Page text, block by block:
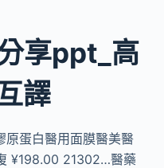
享ppt_高
譯
原蛋白醫用面膜醫美醫
¥198.00 21302…醫藥